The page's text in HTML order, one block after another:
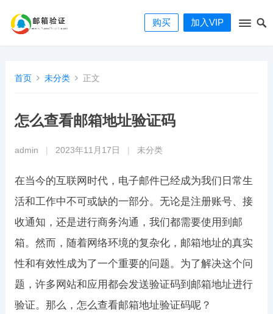
购买 加入VIP
首页 未分类 正文
怎么查看邮箱地址验证码
admin 2023年11月17日 未分类
在当今的互联网时代，电子邮件已经成为我们日常生
活和工作中不可或缺的一部分。无论是注册账号、接
收通知，还是进行商务沟通，我们都需要使用到邮
箱。然而，随着网络环境的复杂化，邮箱地址的真实
性和有效性成为了一个重要的问题。为了解决这个问
题，许多网站和应用都会发送验证码到邮箱地址进行
验证。那么，怎么查看邮箱地址验证码呢？